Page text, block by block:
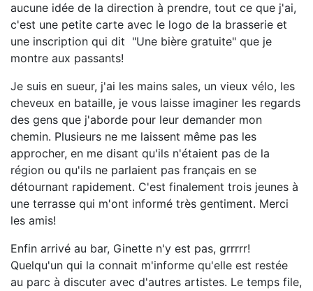
aucune idée de la direction à prendre, tout ce que j'ai,
c'est une petite carte avec le logo de la brasserie et
une inscription qui dit "Une bière gratuite" que je
montre aux passants!
Je suis en sueur, j'ai les mains sales, un vieux vélo, les
cheveux en bataille, je vous laisse imaginer les regards
des gens que j'aborde pour leur demander mon
chemin. Plusieurs ne me laissent même pas les
approcher, en me disant qu'ils n'étaient pas de la
région ou qu'ils ne parlaient pas français en se
détournant rapidement. C'est finalement trois jeunes à
une terrasse qui m'ont informé très gentiment. Merci
les amis!
Enfin arrivé au bar, Ginette n'y est pas, grrrrr!
Quelqu'un qui la connait m'informe qu'elle est restée
au parc à discuter avec d'autres artistes. Le temps file,